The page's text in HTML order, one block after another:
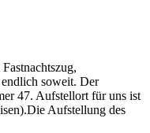
endlich soweit. Der
47. Aufstellort für uns ist
Aufstellung des